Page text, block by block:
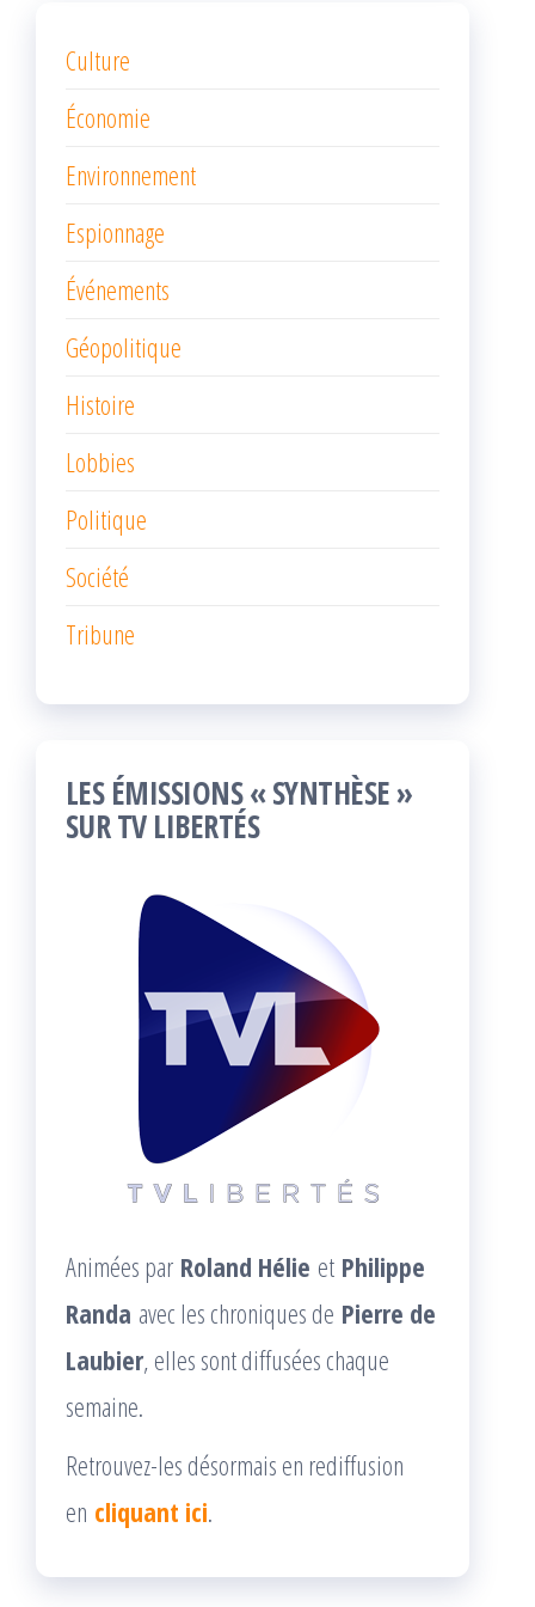
Culture
Économie
Environnement
Espionnage
Événements
Géopolitique
Histoire
Lobbies
Politique
Société
Tribune
LES ÉMISSIONS « SYNTHÈSE »
SUR TV LIBERTÉS
Animées par Roland Hélie et Philippe
Randa avec les chroniques de Pierre de
Laubier, elles sont diffusées chaque
semaine.
Retrouvez-les désormais en rediffusion
en cliquant ici.